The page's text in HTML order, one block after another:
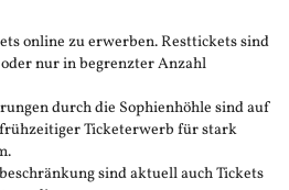
online zu erwerben. Resttickets sind
oder nur in begrenzter Anzahl
durch die Sophienhöhle sind auf
Ticketerwerb für stark
sind aktuell auch Tickets